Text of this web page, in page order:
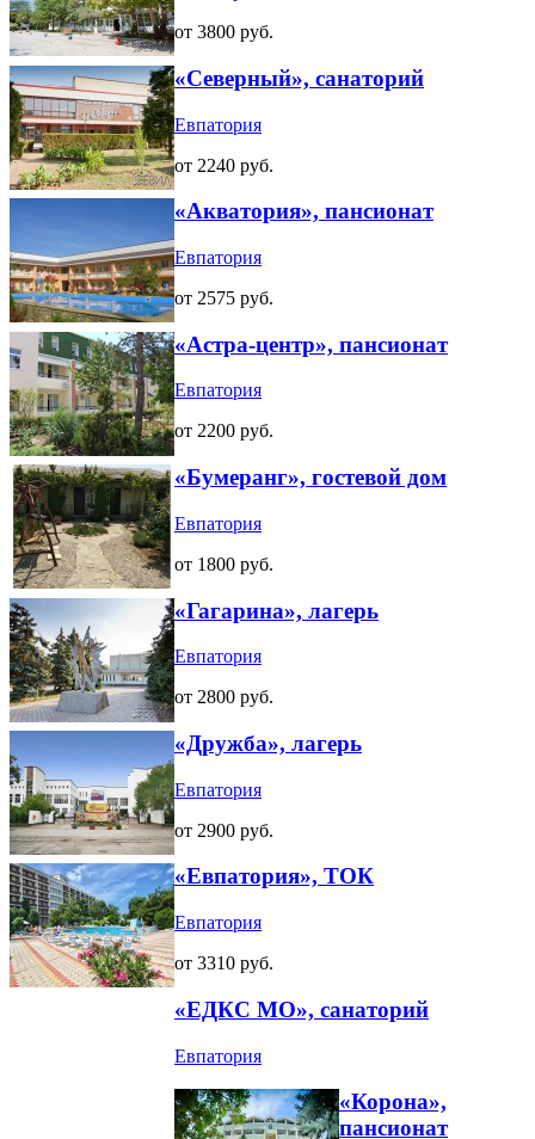
от 3800 руб.
«Северный», санаторий
Евпатория
от 2240 руб.
«Акватория», пансионат
Евпатория
от 2575 руб.
«Астра-центр», пансионат
Евпатория
от 2200 руб.
«Бумеранг», гостевой дом
Евпатория
от 1800 руб.
«Гагарина», лагерь
Евпатория
от 2800 руб.
«Дружба», лагерь
Евпатория
от 2900 руб.
«Евпатория», ТОК
Евпатория
от 3310 руб.
«ЕДКС МО», санаторий
Евпатория
«Корона»,
пансионат